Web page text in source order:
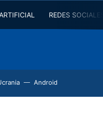
REDES
Android